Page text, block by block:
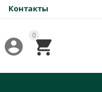
Контакты
0

